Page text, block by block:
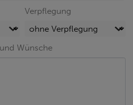
Verpflegung
Wünsche